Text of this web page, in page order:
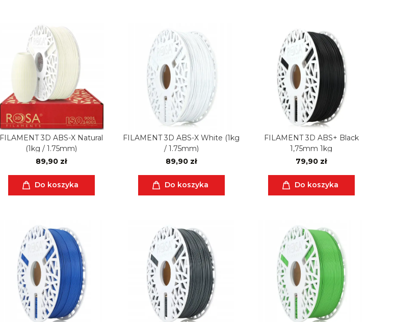
FILAMENT 3D ABS-X Natural
(1kg / 1.75mm)
89,90 zł
Do koszyka
FILAMENT 3D ABS-X White (1kg
/ 1.75mm)
89,90 zł
Do koszyka
FILAMENT 3D ABS+ Black
1,75mm 1kg
79,90 zł
Do koszyka